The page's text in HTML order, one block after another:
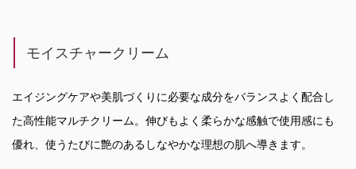
モイスチャークリーム
エイジングケアや美肌づくりに必要な成分をバランスよく配合し
た高性能マルチクリーム。伸びもよく柔らかな感触で使用感にも
優れ、使うたびに艶のあるしなやかな理想の肌へ導きます。